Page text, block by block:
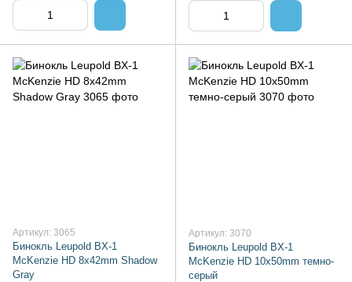
Артикул: 3065
Бинокль Leupold BX-1
McKenzie HD 8x42mm Shadow
Gray
Артикул: 3070
Бинокль Leupold BX-1
McKenzie HD 10x50mm темно-
серый